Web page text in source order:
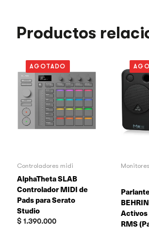
Productos
AGOTADO
Controladores midi
AlphaTheta SLAB
Controlador MIDI de
Pads para Serato
Studio
$ 1.390.000
Activos
RMS